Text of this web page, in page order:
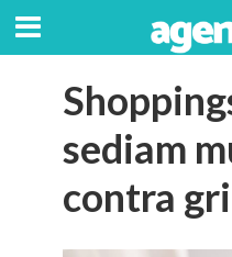
sediam
contra